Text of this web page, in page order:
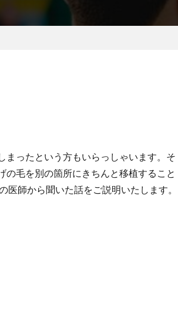
まったという方もいらっしゃいます。そ
毛を別の箇所にきちんと移植すること
師から聞いた話をご説明いたします。